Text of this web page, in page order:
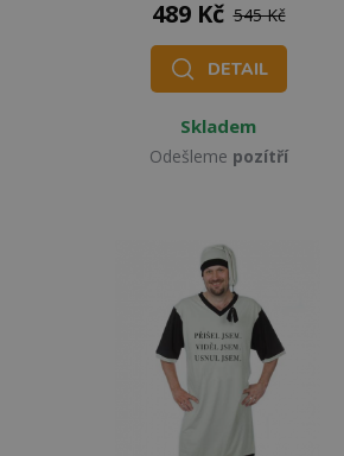
489 Kč 545 Kč
DETAIL
Skladem
Odešleme pozítří